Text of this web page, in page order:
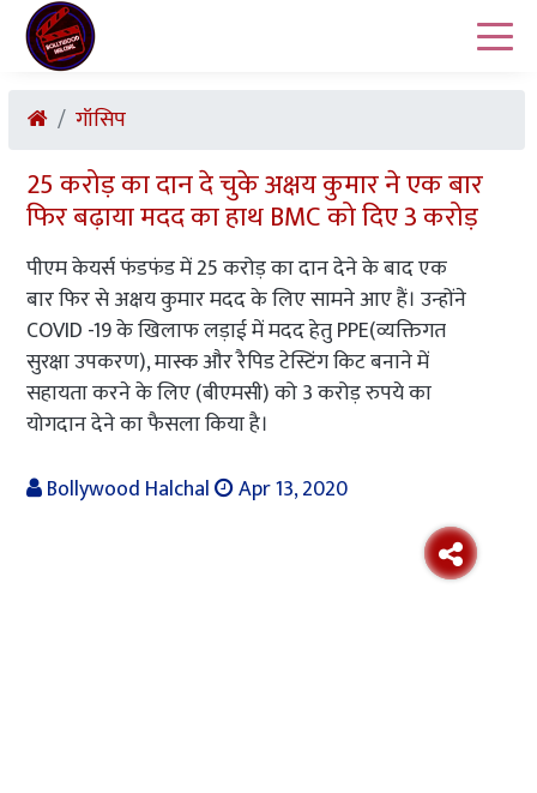
गॉसिप
25 करोड़ का दान दे चुके अक्षय कुमार ने एक बार
फिर बढ़ाया मदद का हाथ BMC को दिए 3 करोड़
पीएम केयर्स फंडफंड में 25 करोड़ का दान देने के बाद एक
बार फिर से अक्षय कुमार मदद के लिए सामने आए हैं। उन्होंने
COVID -19 के खिलाफ लड़ाई में मदद हेतु PPE(व्यक्तिगत
सुरक्षा उपकरण), मास्क और रैपिड टेस्टिंग किट बनाने में
सहायता करने के लिए (बीएमसी) को 3 करोड़ रुपये का
योगदान देने का फैसला किया है।
Bollywood Halchal
Apr 13, 2020